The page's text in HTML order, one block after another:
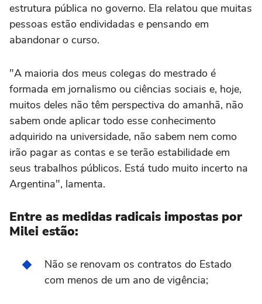
estrutura pública no governo. Ela relatou que muitas
pessoas estão endividadas e pensando em
abandonar o curso.
"A maioria dos meus colegas do mestrado é
formada em jornalismo ou ciências sociais e, hoje,
muitos deles não têm perspectiva do amanhã, não
sabem onde aplicar todo esse conhecimento
adquirido na universidade, não sabem nem como
irão pagar as contas e se terão estabilidade em
seus trabalhos públicos. Está tudo muito incerto na
Argentina", lamenta.
Entre as medidas radicais impostas por
Milei estão:
Não se renovam os contratos do Estado
com menos de um ano de vigência;